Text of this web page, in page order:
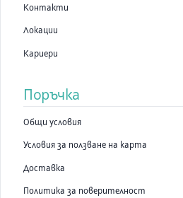
Контакти
Локации
Кариери
Поръчка
Общи условия
Условия за ползване на карта
Доставка
Политика за поверителност